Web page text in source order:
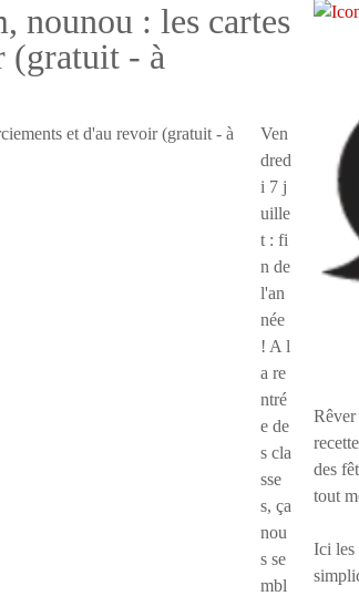
nounou : les cartes
(gratuit - à
Ven
dred
i 7 j
uille
t : fi
n de
l'an
née
! A l
a re
ntré
e de
s cla
sse
s, ça
nou
s se
mbl
Rêver
des
tout
Ici les